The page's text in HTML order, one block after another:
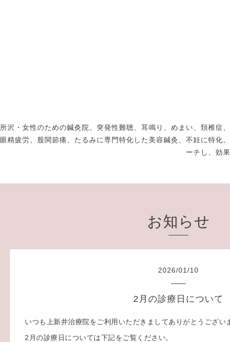
所沢・女性のための鍼灸院。突発性難聴、耳鳴り、めまい、頚椎症
眼精疲労、股関節痛、たるみに専門特化した美容鍼灸、不妊に特化
ーチし、効
お知らせ
2026/01 /10
2月の診療日について
いつも上新井治療院をご利用いただきましてありがとうござい
2月の診療日については下記をご覧ください。